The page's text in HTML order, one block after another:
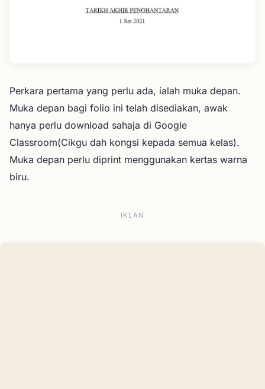
Perkara pertama yang perlu ada, ialah muka depan.
Muka depan bagi folio ini telah disediakan, awak
hanya perlu download sahaja di Google
Classroom(Cikgu dah kongsi kepada semua kelas).
Muka depan perlu diprint menggunakan kertas warna
biru.
IKLAN